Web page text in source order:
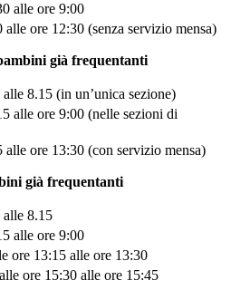
alle ore 9:00
ore 12:30 (senza servizio mensa)
già frequentanti
8.15 (in un’unica sezione)
alle ore 9:00 (nelle sezioni di
alle ore 13:30 (con servizio mensa)
già frequentanti
alle 8.15
alle ore 9:00
ore 13:15 alle ore 13:30
ore 15:30 alle ore 15:45